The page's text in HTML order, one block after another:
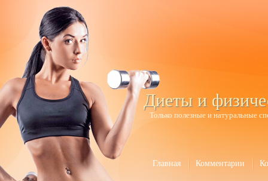
Диеты и
Только полезные и натуральные
Главная Комментарии